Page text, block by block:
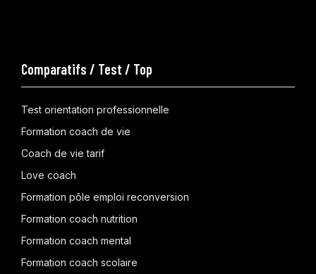
Comparatifs / Test / Top
Test orientation professionnelle
Formation coach de vie
Coach de vie tarif
Love coach
Formation pôle emploi reconversion
Formation coach nutrition
Formation coach mental
Formation coach scolaire